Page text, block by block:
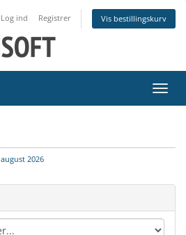
Log ind Registrer Vis bestillingskurv
Skift
august 2026